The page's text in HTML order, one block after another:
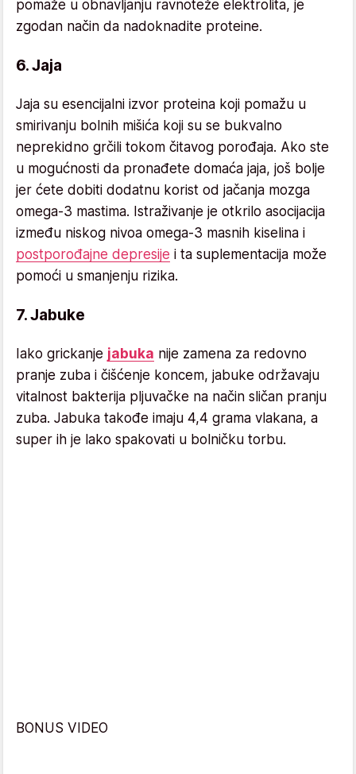
pomaže u obnavljanju ravnoteže elektrolita, je
zgodan način da nadoknadite proteine.
6. Jaja
Jaja su esencijalni izvor proteina koji pomažu u
smirivanju bolnih mišića koji su se bukvalno
neprekidno grčili tokom čitavog porođaja. Ako ste
u mogućnosti da pronađete domaća jaja, još bolje
jer ćete dobiti dodatnu korist od jačanja mozga
omega-3 mastima. Istraživanje je otkrilo asocijacija
između niskog nivoa omega-3 masnih kiselina i
postporođajne depresije i ta suplementacija može
pomoći u smanjenju rizika.
7. Jabuke
Iako grickanje jabuka nije zamena za redovno
pranje zuba i čišćenje koncem, jabuke održavaju
vitalnost bakterija pljuvačke na način sličan pranju
zuba. Jabuka takođe imaju 4,4 grama vlakana, a
super ih je lako spakovati u bolničku torbu.
BONUS VIDEO